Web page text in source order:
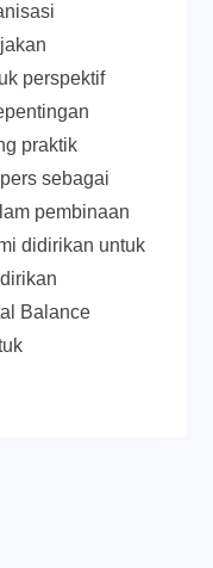
perspektif
praktik
sebagai
pembinaan
didirikan untuk
Balance